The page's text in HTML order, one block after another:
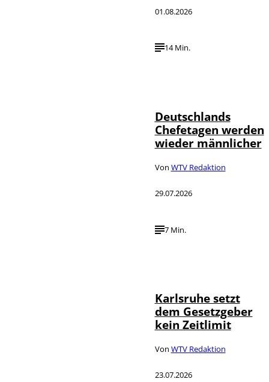
01.08.2026
14 Min.
Deutschlands
Chefetagen werden
wieder männlicher
Von WTV Redaktion
29.07.2026
7 Min.
Karlsruhe setzt
dem Gesetzgeber
kein Zeitlimit
Von WTV Redaktion
23.07.2026